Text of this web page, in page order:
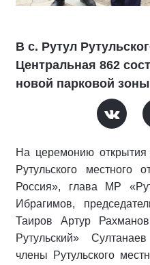
В с. Рутул
Центральная 862
новой парковой зоны
На церемонию
Рутульского местного
Россия», глава МР
Ибрагимов,
Таиров Артур
Рутульский»
члены Рутульского